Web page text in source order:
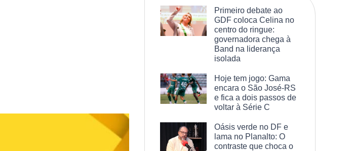
Primeiro debate ao
GDF coloca Celina no
centro do ringue:
governadora chega à
Band na liderança
isolada
Hoje tem jogo: Gama
encara o São José-RS
e fica a dois passos de
voltar à Série C
Oásis verde no DF e
lama no Planalto: O
contraste que choca o